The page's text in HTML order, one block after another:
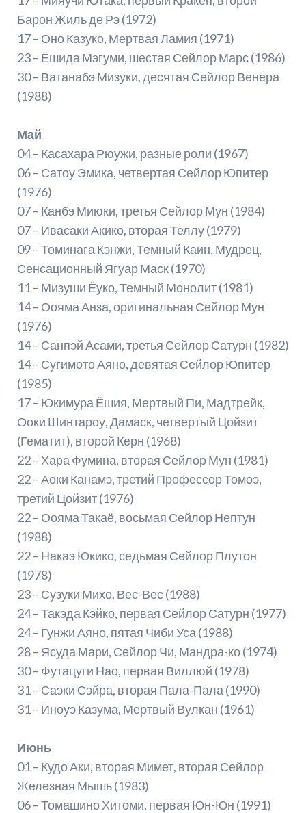
Барон Жиль де Рэ (1972)
17 – Оно Казуко, Мертвая Ламия (1971)
23 – Ёшида Мэгуми, шестая Сейлор Марс (1986)
30 – Ватанабэ Мизуки, десятая Сейлор Венера
(1988)
Май
04 – Касахара Рюужи, разные роли (1967)
06 – Сатоу Эмика, четвертая Сейлор Юпитер
(1976)
07 – Канбэ Миюки, третья Сейлор Мун (1984)
07 – Ивасаки Акико, вторая Теллу (1979)
09 – Томинага Кэнжи, Темный Каин, Мудрец,
Сенсационный Ягуар Маск (1970)
11 – Мизуши Ёуко, Темный Монолит (1981)
14 – Оояма Анза, оригинальная Сейлор Мун
(1976)
14 – Санпэй Асами, третья Сейлор Сатурн (1982)
14 – Сугимото Аяно, девятая Сейлор Юпитер
(1985)
17 – Юкимура Ёшия, Мертвый Пи, Мадтрейк,
Ооки Шинтароу, Дамаск, четвертый Цойзит
(Гематит), второй Керн (1968)
22 – Хара Фумина, вторая Сейлор Мун (1981)
22 – Аоки Канамэ, третий Профессор Томоэ,
третий Цойзит (1976)
22 – Оояма Такаё, восьмая Сейлор Нептун
(1988)
22 – Накаэ Юкико, седьмая Сейлор Плутон
(1978)
23 – Сузуки Михо, Вес-Вес (1988)
24 – Такэда Кэйко, первая Сейлор Сатурн (1977)
24 – Гунжи Аяно, пятая Чиби Уса (1988)
28 – Ясуда Мари, Сейлор Чи, Мандра-ко (1974)
30 – Футацуги Нао, первая Виллюй (1978)
31 – Саэки Сэйра, вторая Пала-Пала (1990)
31 – Иноуэ Казума, Мертвый Вулкан (1961)
Июнь
01 – Кудо Аки, вторая Мимет, вторая Сейлор
Железная Мышь (1983)
06 – Томашино Хитоми, первая Юн-Юн (1991)